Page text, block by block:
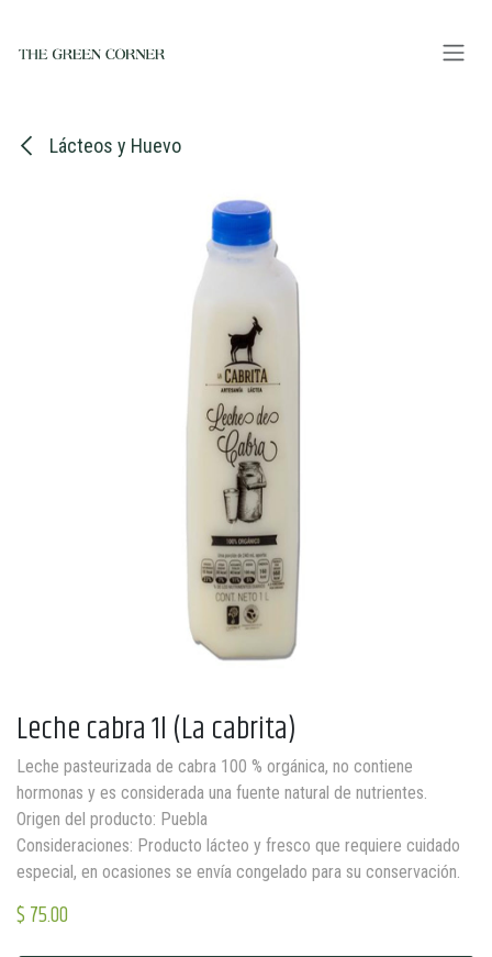
Lácteos y Huevo
Leche cabra 1l (La cabrita)
Leche pasteurizada de cabra 100 % orgánica, no contiene
hormonas y es considerada una fuente natural de nutrientes.
Origen del producto: Puebla
Consideraciones: Producto lácteo y fresco que requiere cuidado
especial, en ocasiones se envía congelado para su conservación.
$75.00